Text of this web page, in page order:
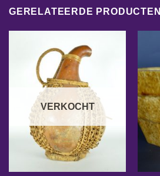
GERELATEERDE PRODUCTEN
VERKOCHT